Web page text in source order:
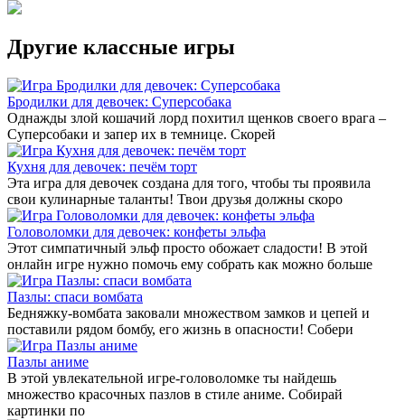
Другие классные игры
Бродилки для девочек: Суперсобака
Однажды злой кошачий лорд похитил щенков своего врага –
Суперсобаки и запер их в темнице. Скорей
Кухня для девочек: печём торт
Эта игра для девочек создана для того, чтобы ты проявила
свои кулинарные таланты! Твои друзья должны скоро
Головоломки для девочек: конфеты эльфа
Этот симпатичный эльф просто обожает сладости! В этой
онлайн игре нужно помочь ему собрать как можно больше
Пазлы: спаси вомбата
Бедняжку-вомбата заковали множеством замков и цепей и
поставили рядом бомбу, его жизнь в опасности! Собери
Пазлы аниме
В этой увлекательной игре-головоломке ты найдешь
множество красочных пазлов в стиле аниме. Собирай
картинки по